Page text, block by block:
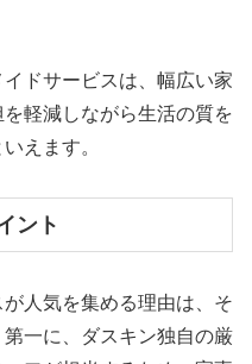
ドサービスは、幅広い家
軽減しながら生活の質を
えます。
ント
人気を集める理由は、そ
一に、ダスキン独自の厳